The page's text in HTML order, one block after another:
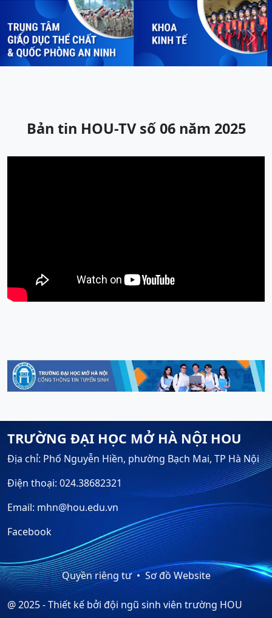
Previous Next
Bản tin HOU-TV số 06 năm 2025
TRƯỜNG ĐẠI HỌC MỞ HÀ NỘI HOU
Địa chỉ: Phố Nguyễn Hiền, phường Bạch Mai, TP Hà Nội
Điện thoại: 024.38682321
Email: mhn@hou.edu.vn
Facebook
Quyền riêng tư Sơ đồ Website
@ 2025 - Thiết kế bởi đội ngũ sinh viên trường HOU